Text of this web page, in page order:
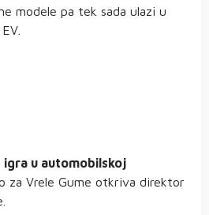
modele pa tek sada ulazi u
igra u automobilskoj
za Vrele Gume otkriva direktor